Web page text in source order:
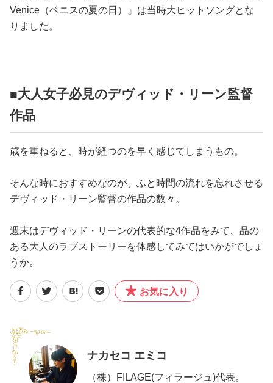
Venice（ベニスの夏の日）』は当時大ヒットソングとな
りました。
■大人女子必見のデヴィッド・リーン監督
作品
歳を重ねると、時が経つのを早く感じてしまうもの。
そんな時におすすめなのが、ふと時間の流れを忘れさせる
デヴィッド・リーン監督の作品の数々。
週末はデヴィッド・リーンの代表的な4作品をみて、品の
ある大人のラブストーリーを体感してみてはいかがでしょ
うか。
お気に入り
ナカセコ エミコ
（株）FILAGE(フィラージュ)代表。